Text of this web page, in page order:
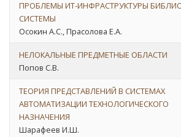
ПРОБЛЕМЫ ИТ-ИНФРАСТРУКТУРЫ
СИСТЕМЫ
Осокин А.С., Прасолова Е.А.
НЕЛОКАЛЬНЫЕ ПРЕДМЕТНЫЕ ОБЛАСТИ
Попов С.В.
ТЕОРИЯ ПРЕДСТАВЛЕНИЙ В СИСТЕМАХ
АВТОМАТИЗАЦИИ ТЕХНОЛОГИЧЕСКОГО
НАЗНАЧЕНИЯ
Шарафеев И.Ш.